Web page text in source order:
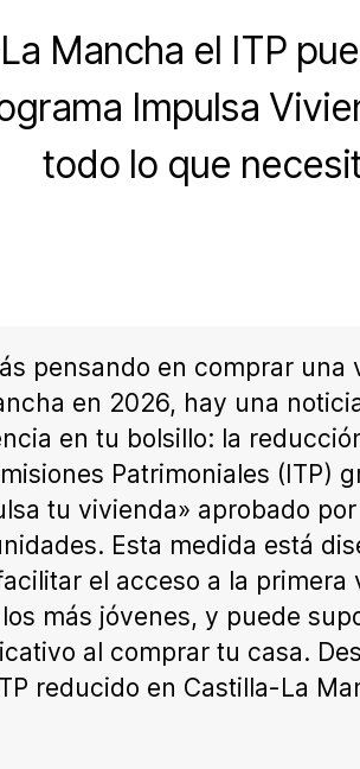
Mancha el ITP
Impulsa
todo lo que
pensando en comprar una
en 2026, hay una
en tu bolsillo: la
Patrimoniales (ITP)
tu vivienda» aprobado
Esta medida está
el acceso a la primera
más jóvenes, y puede
al comprar tu casa.
reducido en Castilla-La